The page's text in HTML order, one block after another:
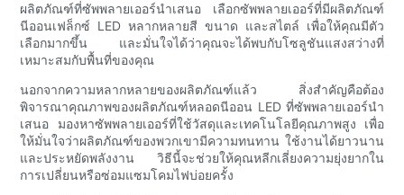
ผลิตภัณฑ์ที่ซัพพลายเออร์นำเสนอ เลือกซัพพลายเออร์ที่มีผลิตภัณฑ์
นีออนเฟล็กซ์ LED หลากหลายสี ขนาด และสไตล์ เพื่อให้คุณมีตัว
เลือกมากขึ้น และมั่นใจได้ว่าคุณจะได้พบกับโซลูชันแสงสว่างที่
เหมาะสมกับพื้นที่ของคุณ
นอกจากความหลากหลายของผลิตภัณฑ์แล้ว สิ่งสำคัญคือต้อง
พิจารณาคุณภาพของผลิตภัณฑ์หลอดนีออน LED ที่ซัพพลายเออร์นำ
เสนอ มองหาซัพพลายเออร์ที่ใช้วัสดุและเทคโนโลยีคุณภาพสูง เพื่อ
ให้มั่นใจว่าผลิตภัณฑ์ของพวกเขามีความทนทาน ใช้งานได้ยาวนาน
และประหยัดพลังงาน วิธีนี้จะช่วยให้คุณหลีกเลี่ยงความยุ่งยากใน
การเปลี่ยนหรือซ่อมแซมโคมไฟบ่อยครั้ง